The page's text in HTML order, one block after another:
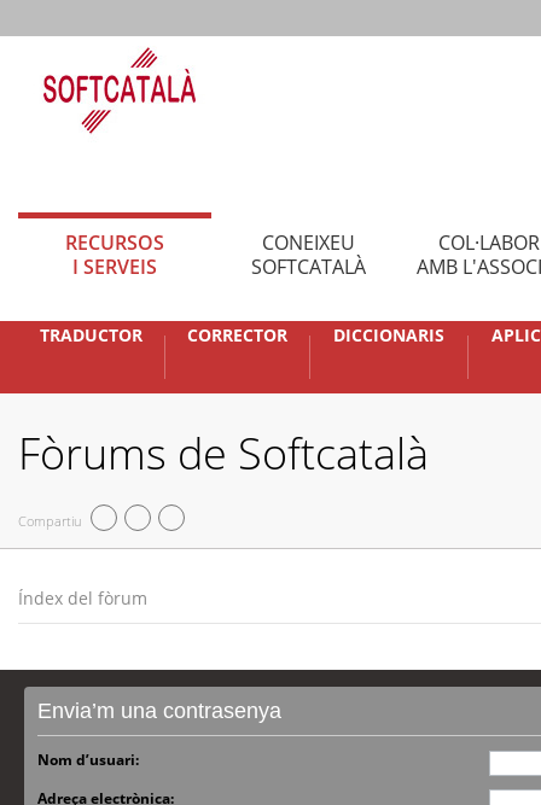
RECURSOS
I SERVEIS
CONEIXEU
SOFTCATALÀ
AMB
TRADUCTOR CORRECTOR DICCIONARIS
Fòrums de Softcatalà
Compartiu
Índex del fòrum
Envia’m una contrasenya
Nom d’usuari:
Adreça electrònica: